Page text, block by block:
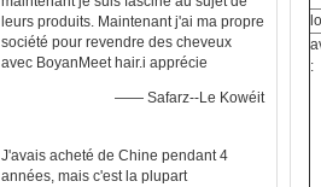
leurs produits. Maintenant j'ai ma propre
société pour revendre des cheveux
avec BoyanMeet hair.i apprécie
—— Safarz--Le Kowéit
J'avais acheté de Chine pendant 4
années, mais c'est la plupart
: